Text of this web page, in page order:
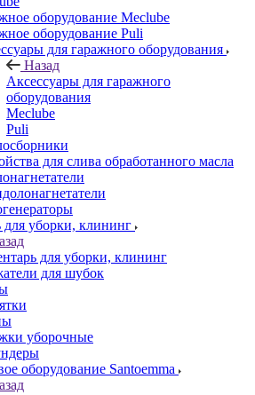
оборудование Meclube
оборудование Puli
для гаражного оборудования
Назад
Аксессуары для гаражного
оборудования
Meclube
Puli
для слива обработанного масла
для уборки, клининг
для уборки, клининг
для шубок
уборочные
оборудование Santoemma